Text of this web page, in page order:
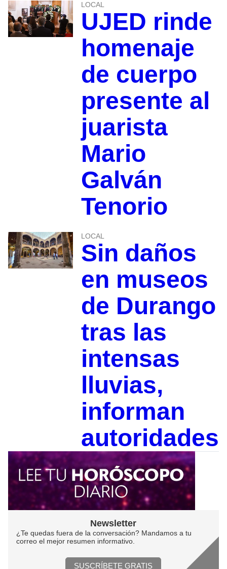
LOCAL
UJED rinde
homenaje
de cuerpo
presente al
juarista
Mario
Galván
Tenorio
LOCAL
Sin daños
en museos
de Durango
tras las
intensas
lluvias,
informan
autoridades
Newsletter
¿Te quedas fuera de la conversación? Mandamos a tu
correo el mejor resumen informativo.
SUSCRÍBETE GRATIS